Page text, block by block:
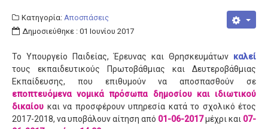
Τμήμα Β' Οικονομικού
Τμήμα Γ' Προσωπικού
Τμήμα Δ' Πληροφορικής & Νέων Τεχνολογιών
Τμήμα Ε' Εκπαιδευτικών Θεμάτων
ΠΥΣΔΕ
ΠΥΣΔΕ Επιλογής
Κατηγορία: Αποσπάσεις
Δημοσιεύθηκε : 01 Ιουνίου 2017
Το Υπουργείο Παιδείας, Έρευνας και Θρησκευμάτων καλεί
τους εκπαιδευτικούς Πρωτοβάθμιας και Δευτεροβάθμιας
Εκπαίδευσης, που επιθυμούν να αποσπασθούν σε
εποπτευόμενα νομικά πρόσωπα δημοσίου και ιδιωτικού
δικαίου και να προσφέρουν υπηρεσία κατά το σχολικό έτος
2017-2018, να υποβάλουν αίτηση από 01-06-2017μέχρι και 07-